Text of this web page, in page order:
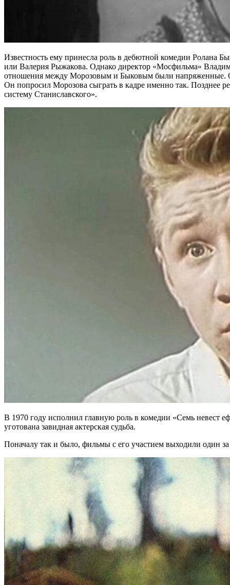
Известность ему принесла роль в дебютной комедии Ролана
или Валерия Рыжакова. Однако директор «Мосфильма»
отношения между Морозовым и Быковым были напряженные.
Он попросил Морозова сыграть в кадре именно так. Позднее
систему Станиславского».
В 1970 году исполнил главную роль в комедии «Семь невест
уготована завидная актерская судьба.
Поначалу так и было, фильмы с его участием выходили один